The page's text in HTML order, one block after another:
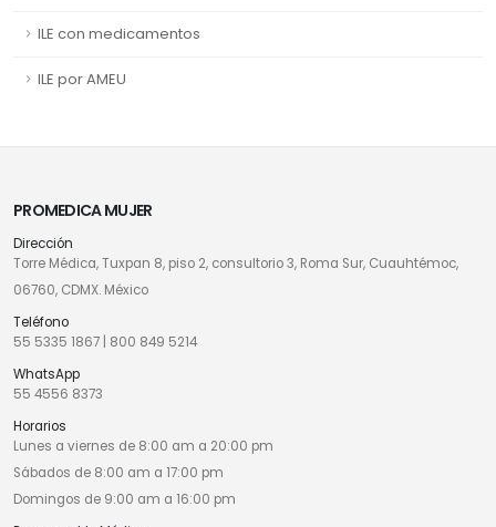
ILE con medicamentos
ILE por AMEU
PROMEDICA MUJER
Dirección
Torre Médica, Tuxpan 8, piso 2, consultorio 3, Roma Sur, Cuauhtémoc,
06760, CDMX. México
Teléfono
55 5335 1867 | 800 849 5214
WhatsApp
55 4556 8373
Horarios
Lunes a viernes de 8:00 am a 20:00 pm
Sábados de 8:00 am a 17:00 pm
Domingos de 9:00 am a 16:00 pm